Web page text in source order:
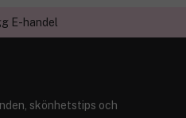
E-handel
skönhetstips och